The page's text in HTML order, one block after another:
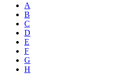
A
B
C
D
E
F
G
H